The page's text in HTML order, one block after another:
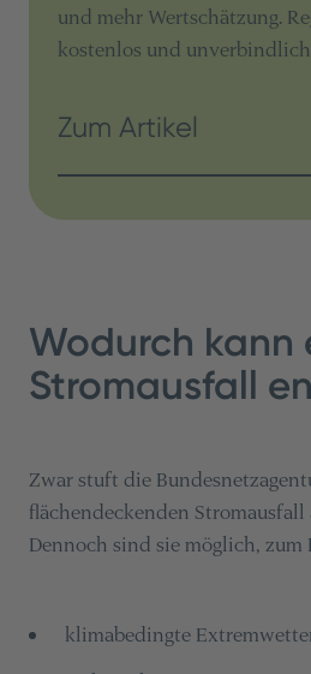
und mehr Wertschätzung.
kostenlos und
Zum Artikel
Wodurch kann
Stromausfall
Zwar stuft die
flächendeckenden Stromausfall
Dennoch sind sie möglich, zum
klimabedingte